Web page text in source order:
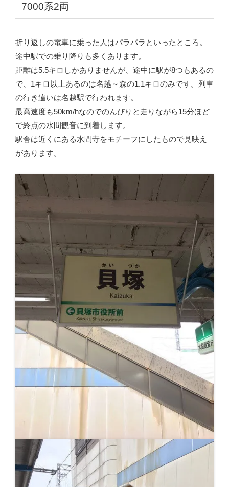
7000系2両
折り返しの電車に乗った人はパラパラといったところ。
途中駅での乗り降りも多くあります。
距離は5.5キロしかありませんが、途中に駅が8つもあるの
で、1キロ以上あるのは名越～森の1.1キロのみです。列車
の行き違いは名越駅で行われます。
最高速度も50km/hなのでのんびりと走りながら15分ほど
で終点の水間観音に到着します。
駅舎は近くにある水間寺をモチーフにしたもので見映え
があります。